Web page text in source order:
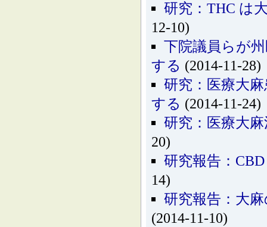
研究：THC は
12-10)
下院議員らが
する (2014-11-28)
研究：医療大
する (2014-11-24)
研究：医療大
20)
研究報告：
14)
研究報告：大
(2014-11-10)